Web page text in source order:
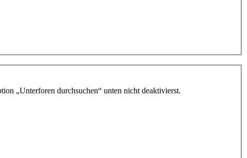
„Unterforen durchsuchen“ unten nicht deaktivierst.